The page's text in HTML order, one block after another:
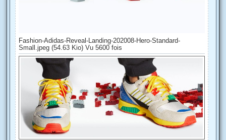
Fashion-Adidas-Reveal-Landing-202008-Hero-Standard-
Small.jpeg (54.63 Kio) Vu 5600 fois